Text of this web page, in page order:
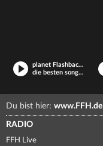
planet Flashback Friday
die besten songs zu den coolsten erinnerungen – hier ist jeden tag flashback friday!
Du bist hier: www.FFH.de
RADIO
FFH Live